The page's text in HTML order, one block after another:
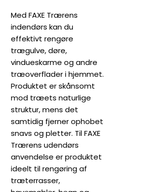
Med FAXE Trærens
indendørs kan du
effektivt rengøre
trægulve, døre,
vindueskarme og andre
træoverflader i hjemmet.
Produktet er skånsomt
mod træets naturlige
struktur, mens det
samtidig fjerner ophobet
snavs og pletter. Til FAXE
Trærens udendørs
anvendelse er produktet
ideelt til rengøring af
træterrasser,